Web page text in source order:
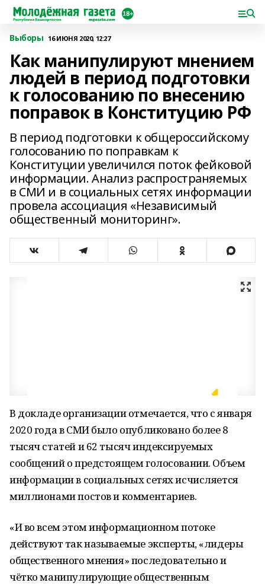
Выборы 16 ИЮНЯ 2020, 12:27
Как манипулируют мнением
людей в период подготовки
к голосованию по внесению
поправок в Конституцию РФ
В период подготовки к общероссийскому
голосованию по поправкам к
Конституции увеличился поток фейковой
информации. Анализ распространяемых
в СМИ и в социальных сетях информации
провела ассоциация «Независимый
общественный мониторинг».
В докладе организации отмечается, что с января
2020 года в СМИ было опубликовано более 8
тысяч статей и 62 тысяч индексируемых
сообщений о предстоящем голосовании. Объем
информации в социальных сетях исчисляется
миллионами постов и комментариев.
«И во всем этом информационном потоке
действуют так называемые эксперты, «лидеры
общественного мнения» последовательно и
чётко манипулирующие общественным